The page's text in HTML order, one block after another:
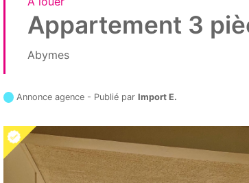
Appartement 3
Abymes
Annonce agence - Publié parImport E.